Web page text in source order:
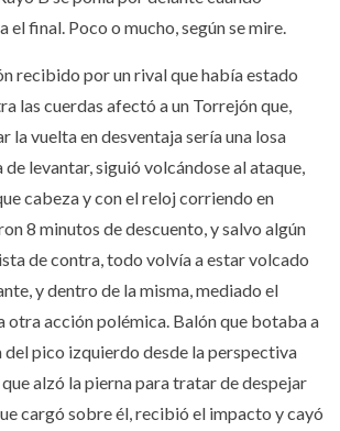
el final. Poco o mucho, según se mire.
recibido por un rival que había estado
las cuerdas afectó a un Torrejón que,
la vuelta en desventaja sería una losa
de levantar, siguió volcándose al ataque,
cabeza y con el reloj corriendo en
8 minutos de descuento, y salvo algún
de contra, todo volvía a estar volcado
y dentro de la misma, mediado el
otra acción polémica. Balón que botaba a
del pico izquierdo desde la perspectiva
alzó la pierna para tratar de despejar
cargó sobre él, recibió el impacto y cayó